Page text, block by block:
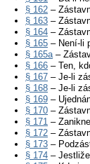
§ 162 –
§ 163 –
§ 164 –
§ 165 – Není-li
§ 165a–
§ 166 – Ten,
§ 167 – Je-li
§ 168 – Je-li
§ 169 –
§ 170 –
§ 171 –
§ 172 –
§ 173 –
§ 174 –